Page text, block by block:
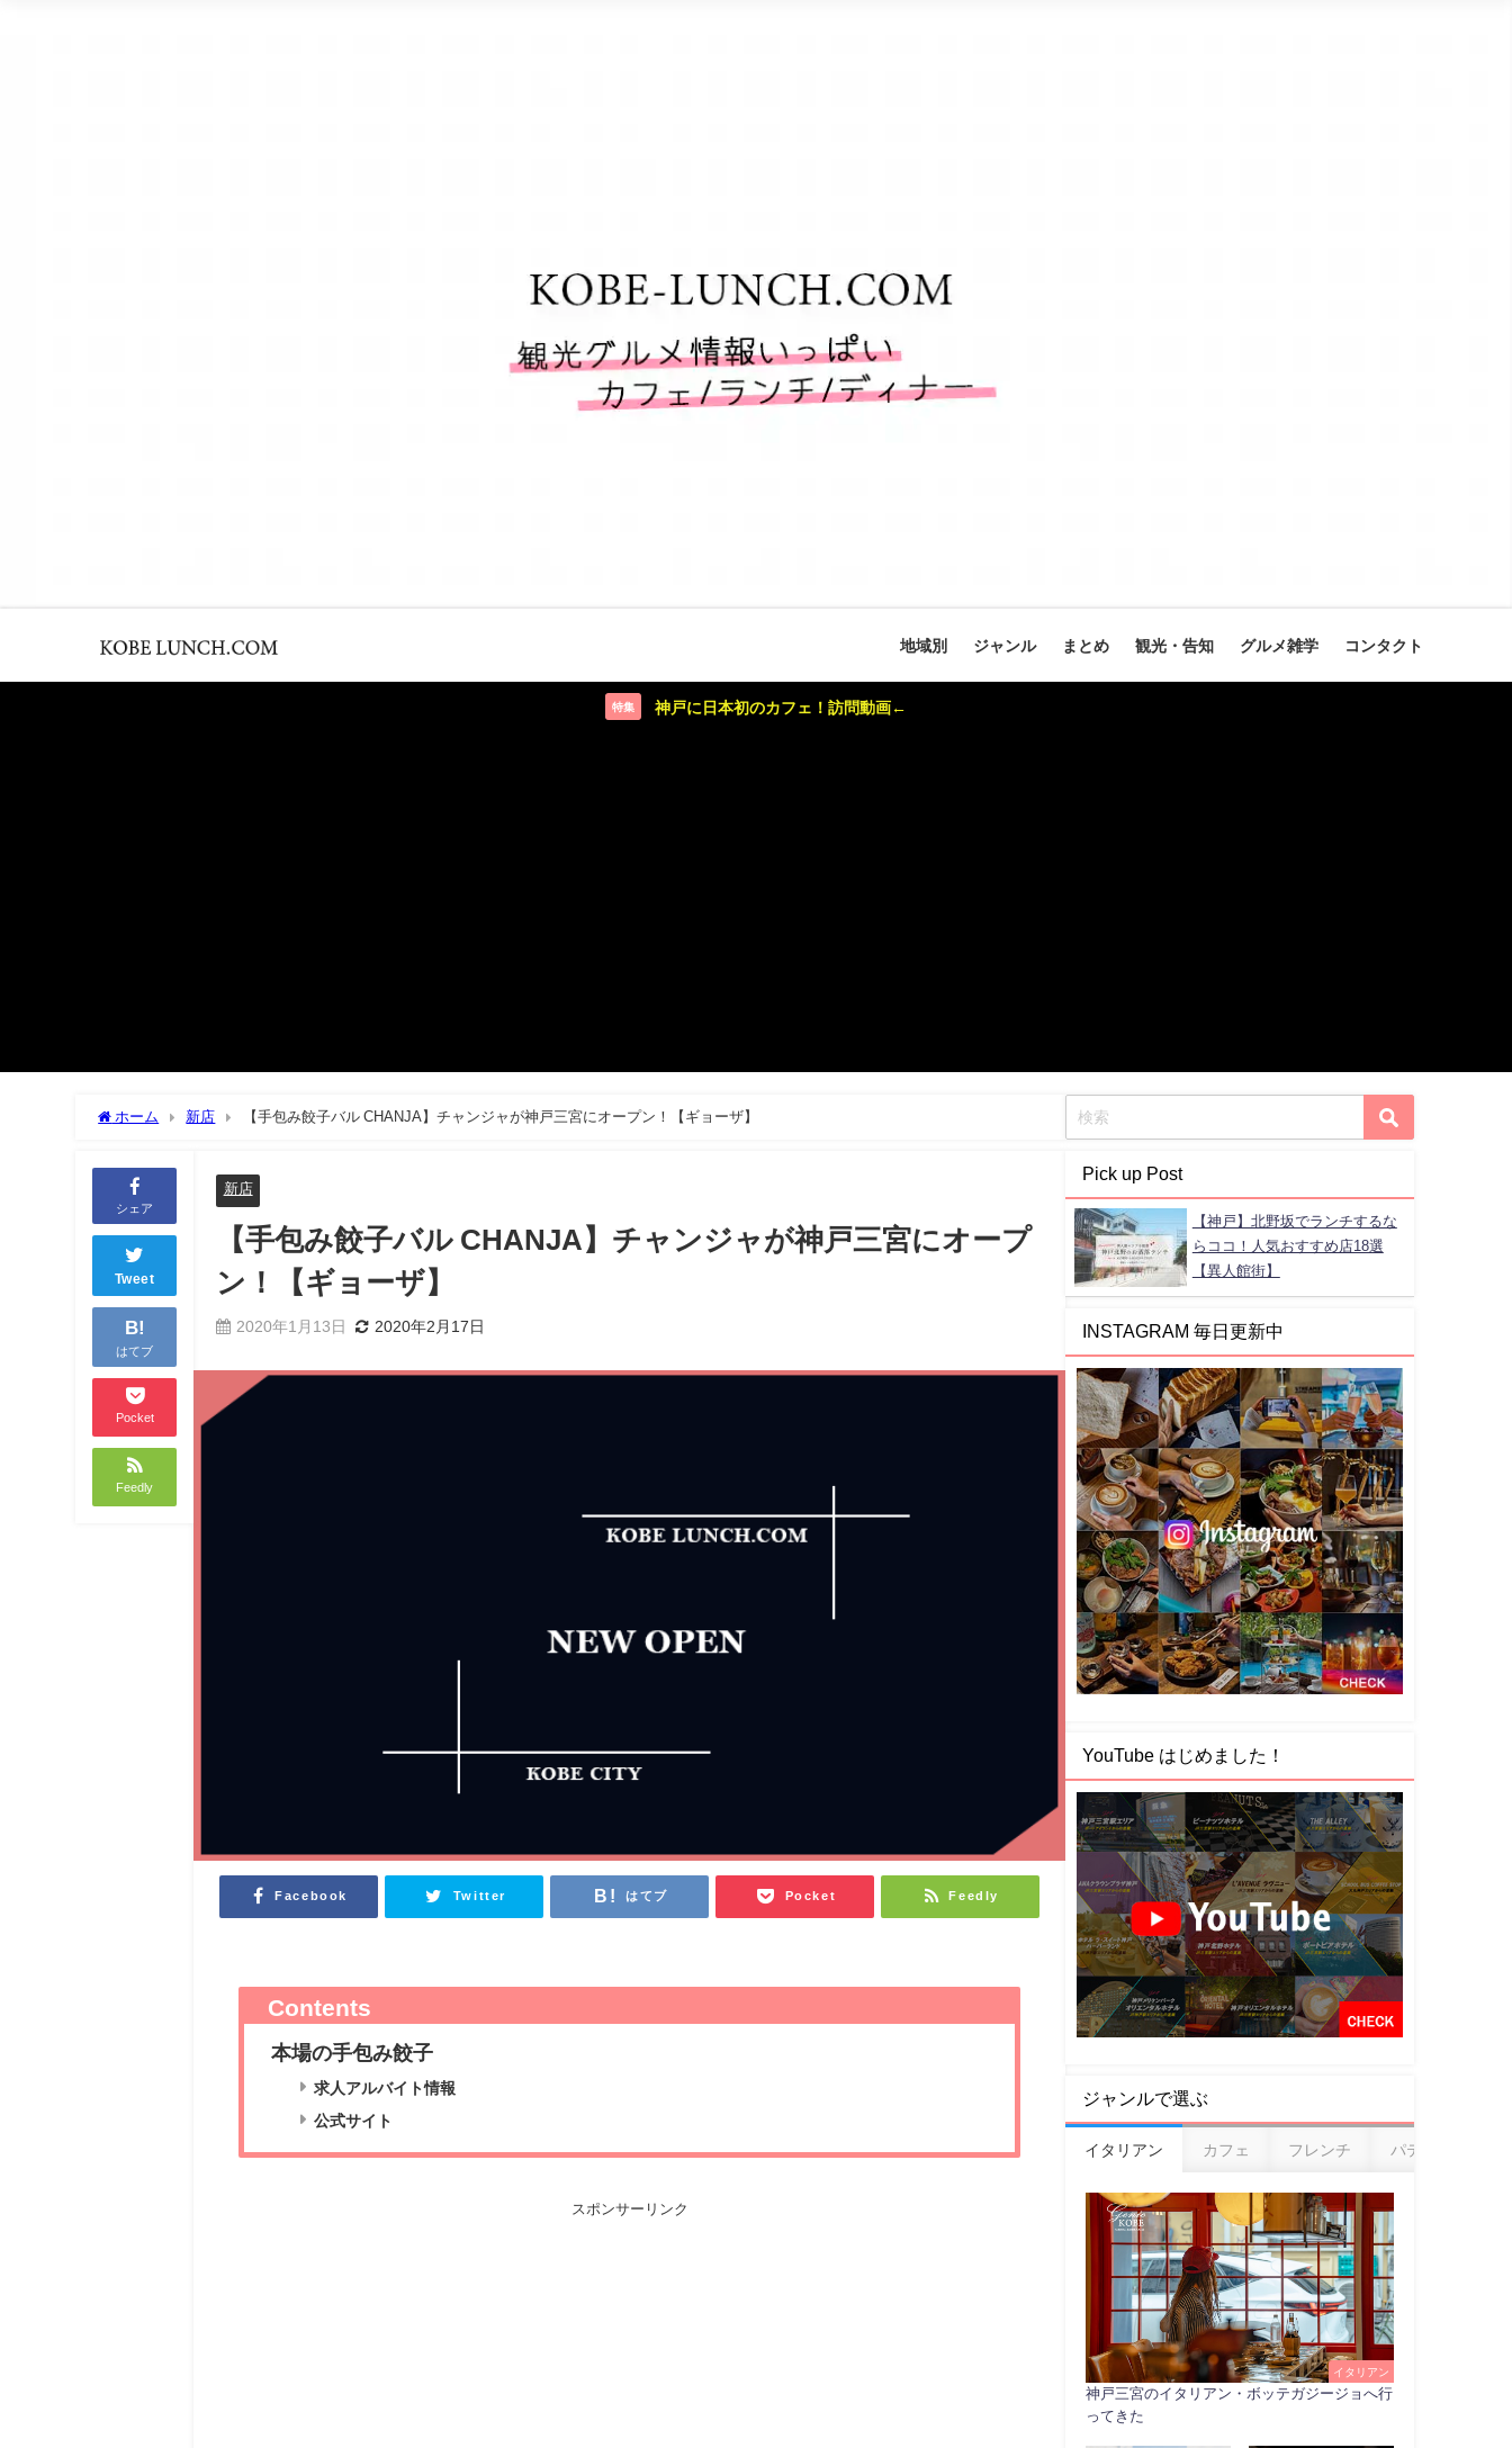
地域別 ジャンル まとめ 観光・告知 グルメ雑学 コンタクト
特集 神戸に日本初のカフェ！訪問動画←
ホーム 新店 【手包み餃子バル CHANJA】チャンジャが神戸三宮にオープン！【ギョーザ】
シェア
Tweet
B!
はてブ
Pocket
Feedly
新店
【手包み餃子バル CHANJA】チャンジャが神戸三宮にオープ
ン！【ギョーザ】
2020年1月13日 2020年2月17日
Facebook Twitter はてブ Pocket Feedly
Contents
本場の手包み餃子
求人アルバイト情報
公式サイト
スポンサーリンク
Pick up Post
【神戸】北野坂でランチするな
らココ！人気おすすめ店18選
【異人館街】
INSTAGRAM 毎日更新中
YouTube はじめました！
ジャンルで選ぶ
イタリアン カフェ フレンチ パティスリー
イタリアン
神戸三宮のイタリアン・ボッテガジージョへ行
ってきた